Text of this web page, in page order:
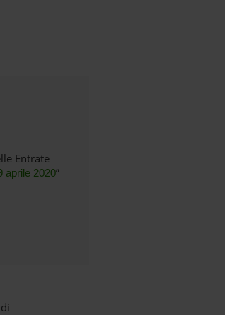
Entrate
aprile 2020”